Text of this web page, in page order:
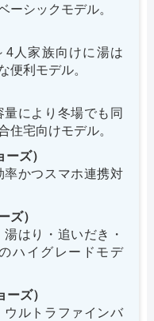
ーシックモデル。
4人家族向けに湯は
便利モデル。
により冬場でも同
住宅向けモデル。
ズ）
率かつスマホ連携対
ズ）
はり・追いだき・
ハイグレードモデ
ズ）
ウルトラファインバ